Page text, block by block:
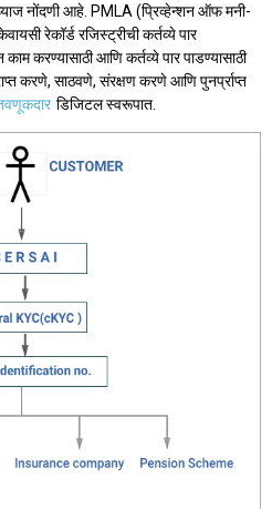
नोंदणी आहे. PMLA (प्रिव्हेन्शन ऑफ मनी-
रेकॉर्ड रजिस्ट्रीची कर्तव्ये पार
करण्यासाठी आणि कर्तव्ये पार पाडण्यासाठी
करणे, साठवणे, संरक्षण करणे आणि पुनर्प्राप्त
डिजिटल स्वरूपात.